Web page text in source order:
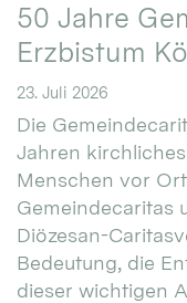
50 Jahre
Erzbistum
23. Juli 2026
Die
Jahren
Menschen vor
Gemeindecaritas
Diözesan-
Bedeutung, die
dieser wichtigen